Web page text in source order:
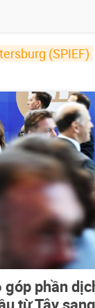
(SPIEF)
góp phần